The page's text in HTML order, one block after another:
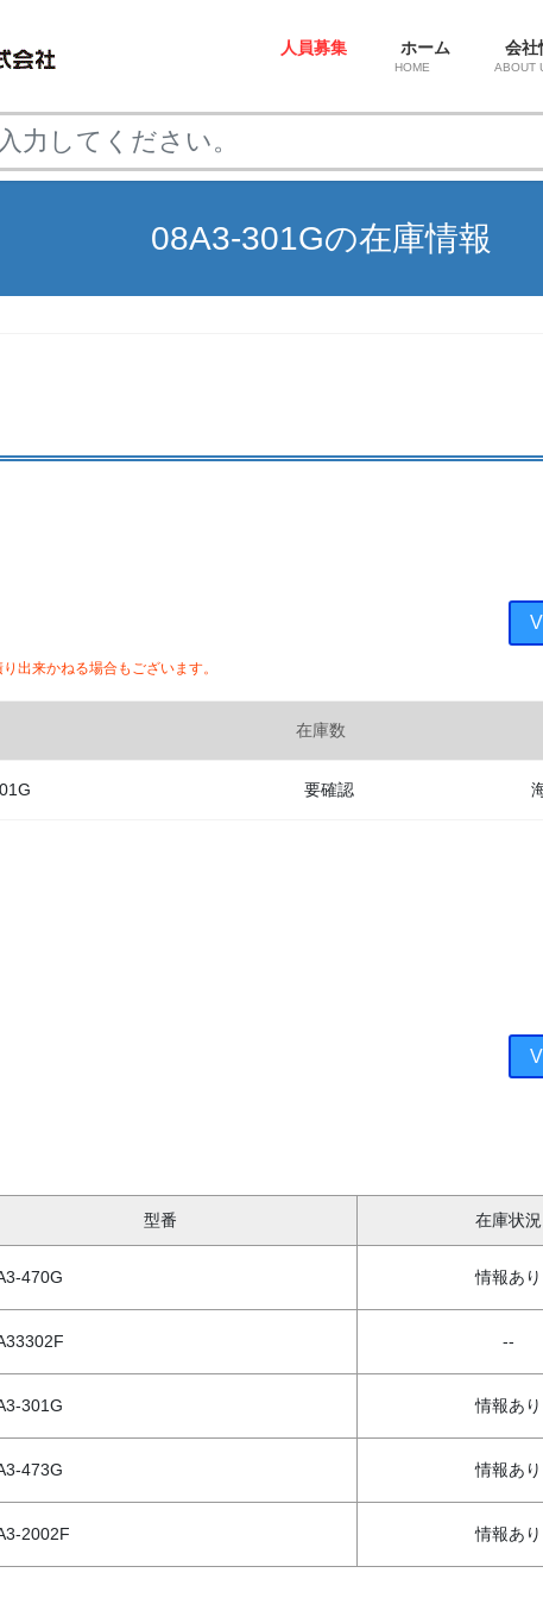
人員募集 ホーム
HOME
会社
ABOUT
08A3-301Gの在庫情報
出来かねる場合もございます。
在庫数
要確認
型番 在庫状況
470G 情報あり
--
301G 情報あり
473G 情報あり
2002F 情報あり